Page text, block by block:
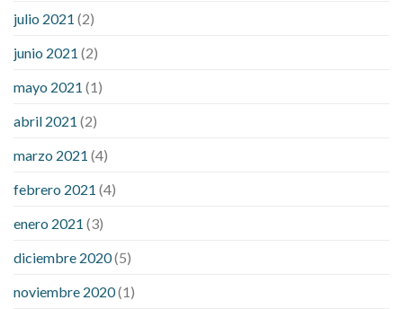
julio 2021 (2)
junio 2021 (2)
mayo 2021 (1)
abril 2021 (2)
marzo 2021 (4)
febrero 2021 (4)
enero 2021 (3)
diciembre 2020(5)
noviembre 2020(1)